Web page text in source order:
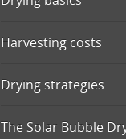
Harvesting costs
Drying strategies
The Solar Bubble